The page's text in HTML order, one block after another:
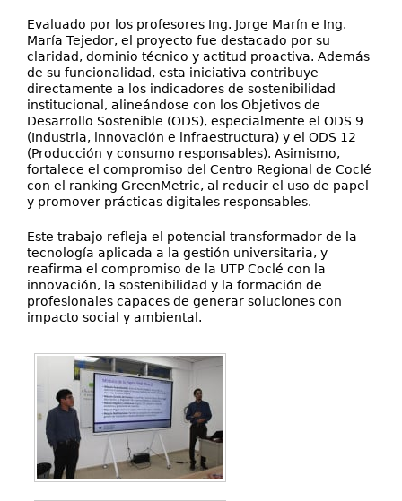
Evaluado por los profesores Ing. Jorge Marín e Ing.
María Tejedor, el proyecto fue destacado por su
claridad, dominio técnico y actitud proactiva. Además
de su funcionalidad, esta iniciativa contribuye
directamente a los indicadores de sostenibilidad
institucional, alineándose con los Objetivos de
Desarrollo Sostenible (ODS), especialmente el ODS 9
(Industria, innovación e infraestructura) y el ODS 12
(Producción y consumo responsables). Asimismo,
fortalece el compromiso del Centro Regional de Coclé
con el ranking GreenMetric, al reducir el uso de papel
y promover prácticas digitales responsables.
Este trabajo refleja el potencial transformador de la
tecnología aplicada a la gestión universitaria, y
reafirma el compromiso de la UTP Coclé con la
innovación, la sostenibilidad y la formación de
profesionales capaces de generar soluciones con
impacto social y ambiental.